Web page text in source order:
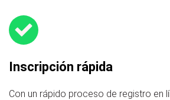
Inscripción rápida
Con un rápido proceso de registro en